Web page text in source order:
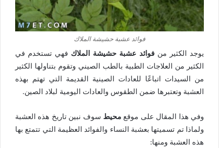
فوائد عشبة حشيشة الملاك
يوجد الكثير من فوائد عشبة حشيشة الملاك فهي تستخدم في
الكثير من العلاجات الطبية بالطب الصيني وتقوم بتناولها الكثير
من السيدات اتباعًا للعادات الصينية القديمة التي تهتم بهذه
العشبة وتعتبرها ضمن الطقوس والعادات اليومية لبلاد الصين.
وفي هذا المقال على موقع محيط سوف نبين تاريخ هذه العشبة
ولماذا تم تسميتها بعشبة النساء والفوائد العظيمة التي تتمتع بها
هذه العشبة ومنها: